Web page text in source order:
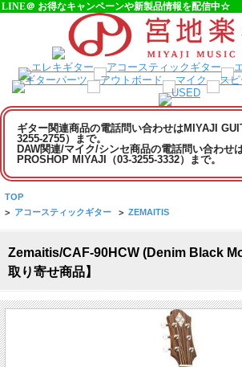
LINE＠ お得なキャンペーンや新製品情報を配信中☆
ギター関連商品の電話問い合わせはMIYAJI
3255-2755）まで。
DAW関連/マイク/シンセ商品の電話問い合わせ
PROSHOP MIYAJI（03-3255-3332）まで。
TOP
> アコースティックギター > ZEMAITIS
Zemaitis/CAF-90HCW (Denim Black
取り寄せ商品】